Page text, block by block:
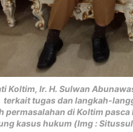
Koltim, Ir. H. Sulwan
terkait tugas dan langkah-
permasalahan di Koltim
kasus hukum (Img :